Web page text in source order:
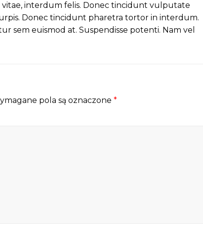
interdum felis. Donec tincidunt vulputate
Donec tincidunt pharetra tortor in interdum.
sem euismod at. Suspendisse potenti. Nam vel
pola są oznaczone *